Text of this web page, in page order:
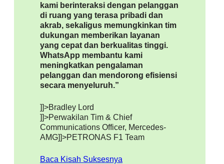
kami berinteraksi dengan pelanggan
di ruang yang terasa pribadi dan
akrab, sekaligus memungkinkan tim
dukungan memberikan layanan
yang cepat dan berkualitas tinggi.
WhatsApp membantu kami
meningkatkan pengalaman
pelanggan dan mendorong efisiensi
secara menyeluruh.”
]]>Bradley Lord
]]>Perwakilan Tim & Chief
Communications Officer, Mercedes-
AMG]]>PETRONAS F1 Team
Baca Kisah Suksesnya